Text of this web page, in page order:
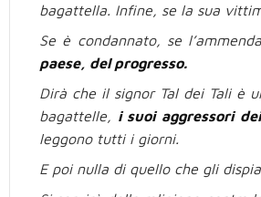
bagattella. Infine, se la sua
Se è condannato, se
paese, del progresso.
Dirà che il signor Tal dei Tali è
bagattelle, i suoi aggressori
leggono tutti i giorni.
E poi nulla di quello che gli